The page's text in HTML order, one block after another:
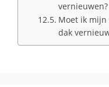
vernieuwen?
Moet ik
dak